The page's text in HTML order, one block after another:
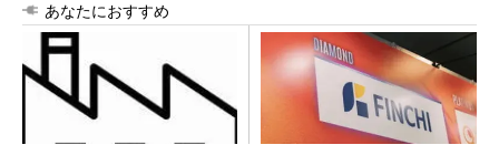
あなたにおすすめ